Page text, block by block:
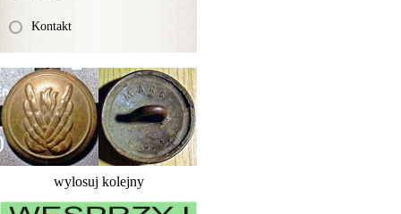
Kontakt
wylosuj kolejny